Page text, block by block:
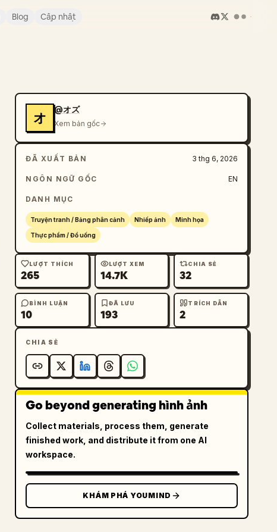
Blog Cập nhật
オ
@オズ
Xem bản gốc
ĐÃ XUẤT BẢN 3 thg 6, 2026
NGÔN NGỮ GỐC EN
DANH MỤC
Truyện tranh / Bảng phân cảnh Nhiếp ảnh Minh họa
Thực phẩm / Đồ uống
LƯỢT THÍCH
265
LƯỢT XEM
14.7K
CHIA SẺ
32
BÌNH LUẬN
10
ĐÃ LƯU
193
TRÍCH DẪN
2
CHIA SẺ
Go beyond generating hình ảnh
Collect materials, process them, generate
finished work, and distribute it from one AI
workspace.
KHÁM PHÁ YOUMIND